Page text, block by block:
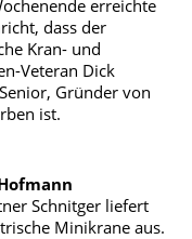
erreichte
dass der
Kran- und
Veteran Dick
Gründer von
ist.
Schnitger liefert
Minikrane aus.